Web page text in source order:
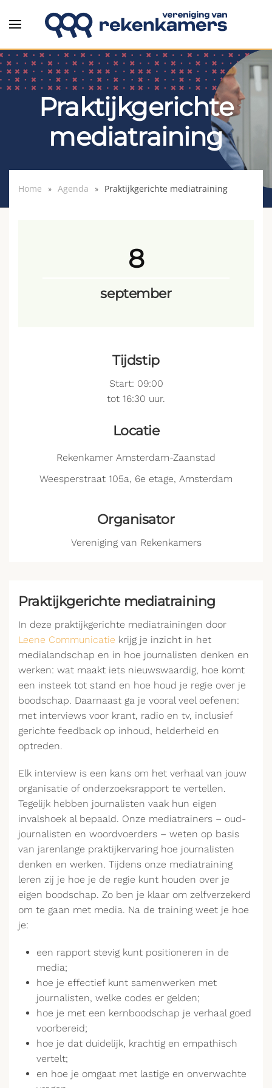
Overslaan en naar de inhoud gaan
Praktijkgerichte
mediatraining
Home Agenda Praktijkgerichte mediatraining
8
september
Tijdstip
Start: 09:00
tot 16:30 uur.
Locatie
Rekenkamer Amsterdam-Zaanstad
Weesperstraat 105a, 6e etage, Amsterdam
Organisator
Vereniging van Rekenkamers
Praktijkgerichte mediatraining
In deze praktijkgerichte mediatrainingen door
Leene Communicatie krijg je inzicht in het
medialandschap en in hoe journalisten denken en
werken: wat maakt iets nieuwswaardig, hoe komt
een insteek tot stand en hoe houd je regie over je
boodschap. Daarnaast ga je vooral veel oefenen:
met interviews voor krant, radio en tv, inclusief
gerichte feedback op inhoud, helderheid en
optreden.
Elk interview is een kans om het verhaal van jouw
organisatie of onderzoeksrapport te vertellen.
Tegelijk hebben journalisten vaak hun eigen
invalshoek al bepaald. Onze mediatrainers – oud-
journalisten en woordvoerders – weten op basis
van jarenlange praktijkervaring hoe journalisten
denken en werken. Tijdens onze mediatraining
leren zij je hoe je de regie kunt houden over je
eigen boodschap. Zo ben je klaar om zelfverzekerd
om te gaan met media. Na de training weet je hoe
je:
een rapport stevig kunt positioneren in de
media;
hoe je effectief kunt samenwerken met
journalisten, welke codes er gelden;
hoe je met een kernboodschap je verhaal goed
voorbereid;
hoe je dat duidelijk, krachtig en empathisch
vertelt;
en hoe je omgaat met lastige en onverwachte